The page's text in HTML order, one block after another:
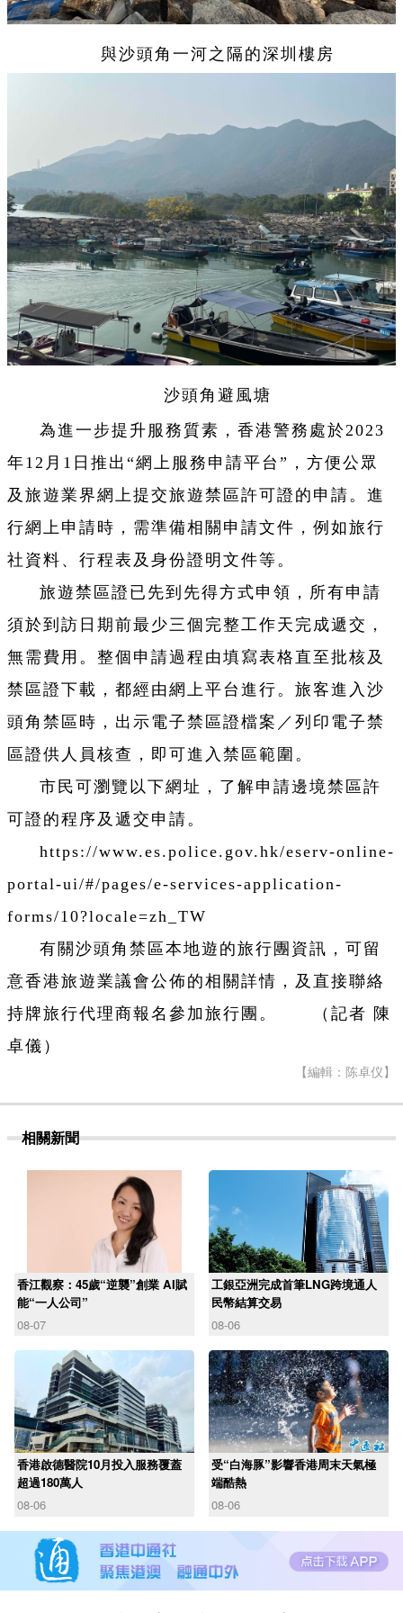
與沙頭角一河之隔的深圳樓房
沙頭角避風塘
為進一步提升服務質素，香港警務處於2023
年12月1日推出“網上服務申請平台”，方便公眾
及旅遊業界網上提交旅遊禁區許可證的申請。進
行網上申請時，需準備相關申請文件，例如旅行
社資料、行程表及身份證明文件等。
旅遊禁區證已先到先得方式申領，所有申請
須於到訪日期前最少三個完整工作天完成遞交，
無需費用。整個申請過程由填寫表格直至批核及
禁區證下載，都經由網上平台進行。旅客進入沙
頭角禁區時，出示電子禁區證檔案／列印電子禁
區證供人員核查，即可進入禁區範圍。
市民可瀏覽以下網址，了解申請邊境禁區許
可證的程序及遞交申請。
https://www.es.police.gov.hk/eserv-online-
portal-ui/#/pages/e-services-application-
forms/10?locale=zh_TW
有關沙頭角禁區本地遊的旅行團資訊，可留
意香港旅遊業議會公佈的相關詳情，及直接聯絡
持牌旅行代理商報名參加旅行團。 （記者 陳
卓儀）
【編輯：陈卓仪】
相關新聞
香江觀察：45歲“逆襲”創業 AI賦
能“一人公司”
08-07
工銀亞洲完成首筆LNG跨境通人
民幣結算交易
08-06
香港啟德醫院10月投入服務覆蓋
超過180萬人
08-06
受“白海豚”影響香港周末天氣極
端酷熱
08-06